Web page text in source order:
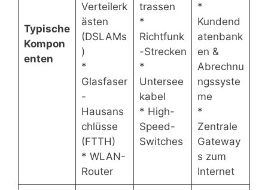
Typische
Kompon
enten
Verteilerk
ästen
(DSLAMs
)
*
Glasfaser
-
Hausans
chlüsse
(FTTH)
* WLAN-
Router
trassen
*
Richtfunk
-Strecken
*
Untersee
kabel
* High-
Speed-
Switches
*
Kundend
atenbank
en &
Abrechnu
ngssyste
me
*
Zentrale
Gateway
s zum
Internet